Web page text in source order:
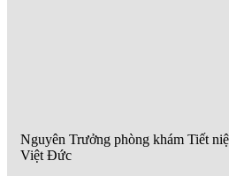
Nguyên Trưởng phòng khám Tiết
Việt Đức